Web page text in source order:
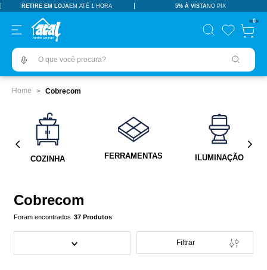
RETIRE EM LOJAEM ATÉ 1 HORA 5% À VISTANO PIX
0
O que você procura?
Cobrecom
COZINHA FERRAMENTAS ILUMINAÇÃO
Cobrecom
37 Produtos
Filtrar
TERMOS MAIS BUSCADOS
pisos revestimentos
º ceramica
revestimento
6 vaso sanitário
9º chuveiro
10º 18l